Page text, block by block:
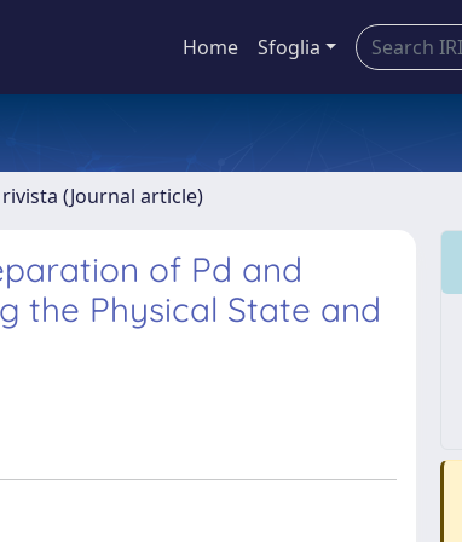
Home Sfoglia
(Journal article)
of Pd and
the Physical State and